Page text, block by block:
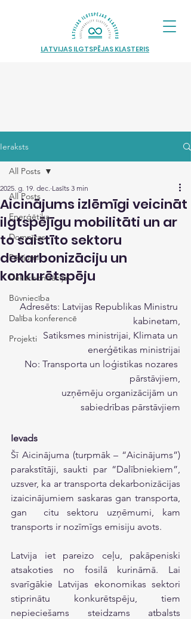
LATVIJAS ILGTSPĒJAS KLASTERIS
Ieraksts
All Posts
Enerģētika
Domnīcas
Pētījumi
Dekarbonizācija
Būvniecība
Dalība konferencē
Projekti
All Posts
Aicinājums izlēmīgi veicināt
ilgtspējīgu mobilitāti un ar
to saistīto sektoru
dekarbonizāciju un
konkurētspēju
2025. g. 19. dec. Lasīts 3 min
Adresēts: Latvijas Republikas Ministru
kabinetam,
Satiksmes ministrijai, Klimata un
enerģētikas ministrijai
No: Transporta un loģistikas nozares
pārstāvjiem,
uzņēmēju organizācijām un
sabiedrības pārstāvjiem
Ievads
Šī Aicinājuma (turpmāk – “Aicinājums”)
parakstītāji, saukti par “Dalībniekiem”,
uzsver, ka ar transporta dekarbonizācijas
izaicinājumiem saskaras gan transporta,
gan  citu sektoru uzņēmumi, kam
transports ir nozīmīgs emisiju avots.
Latvija iet pareizo ceļu, pakāpeniski
atsakoties no fosilā kurināmā. Lai
svarīgākie Latvijas ekonomikas sektori
stiprinātu konkurētspēju, tiem
nepieciešams steidzams atbalsts